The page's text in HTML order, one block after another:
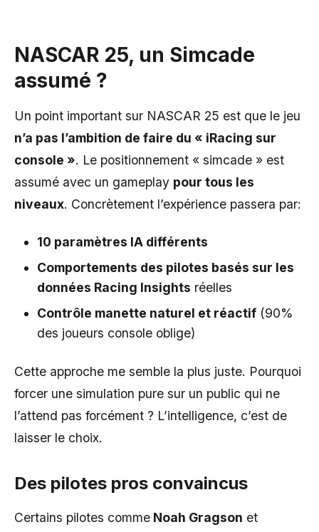
NASCAR 25, un Simcade
assumé ?
Un point important sur NASCAR 25 est que le jeu
n’a pas l’ambition de faire du « iRacing sur
console ». Le positionnement « simcade » est
assumé avec un gameplay pour tous les
niveaux. Concrètement l’expérience passera par:
10 paramètres IA différents
Comportements des pilotes basés sur les
données Racing Insights réelles
Contrôle manette naturel et réactif (90%
des joueurs console oblige)
Cette approche me semble la plus juste. Pourquoi
forcer une simulation pure sur un public qui ne
l’attend pas forcément ? L’intelligence, c’est de
laisser le choix.
Des pilotes pros convaincus
Certains pilotes comme Noah Gragson et